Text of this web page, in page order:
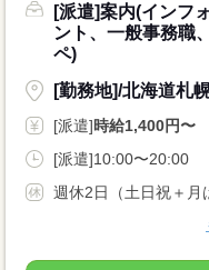
[派遣]案内(インフ
ント、一般事務職
ペ)
[勤務地]/北海道札
[派遣]時給1,400円〜
[派遣]10:00〜20:00
週休2日（土日祝＋月